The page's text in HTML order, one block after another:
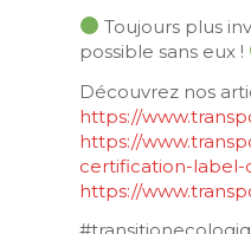
Toujours plus
possible sans eux !
Découvrez nos
https://
https://
certification-label-
https://